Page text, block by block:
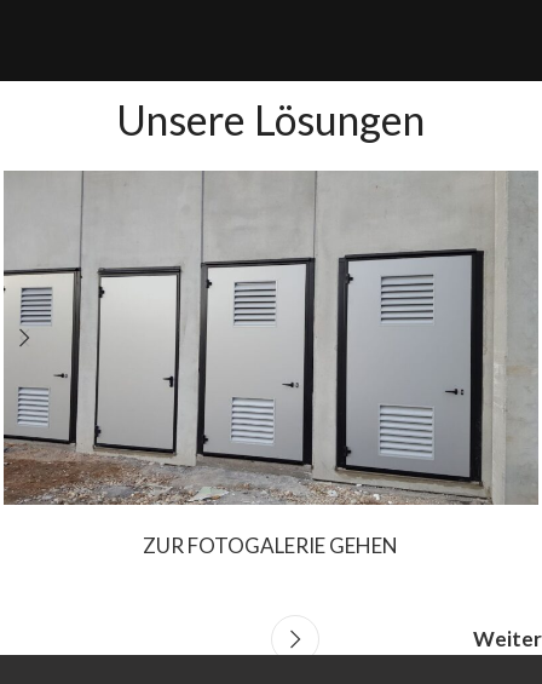
Unsere Lösungen
ZUR FOTOGALERIE GEHEN
Weiter